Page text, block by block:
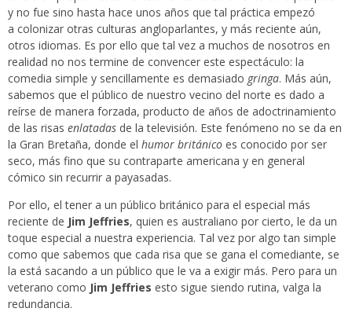
y no fue sino hasta hace unos años que tal práctica empezó
a colonizar otras culturas angloparlantes, y más reciente aún,
otros idiomas. Es por ello que tal vez a muchos de nosotros en
realidad no nos termine de convencer este espectáculo: la
comedia simple y sencillamente es demasiado gringa. Más aún,
sabemos que el público de nuestro vecino del norte es dado a
reírse de manera forzada, producto de años de adoctrinamiento
de las risas enlatadas de la televisión. Este fenómeno no se da en
la Gran Bretaña, donde el humor británico es conocido por ser
seco, más fino que su contraparte americana y en general
cómico sin recurrir a payasadas.
Por ello, el tener a un público británico para el especial más
reciente de Jim Jeffries, quien es australiano por cierto, le da un
toque especial a nuestra experiencia. Tal vez por algo tan simple
como que sabemos que cada risa que se gana el comediante, se
la está sacando a un público que le va a exigir más. Pero para un
veterano como Jim Jeffries esto sigue siendo rutina, valga la
redundancia.